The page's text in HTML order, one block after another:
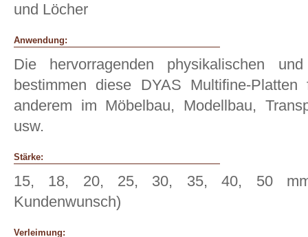
und Löcher
Anwendung:
Die hervorragenden physikalischen
bestimmen diese DYAS Multifine-
anderem im Möbelbau, Modellbau,
usw.
Stärke:
15, 18, 20, 25, 30, 35, 40, 50 mm
Kundenwunsch)
Verleimung: